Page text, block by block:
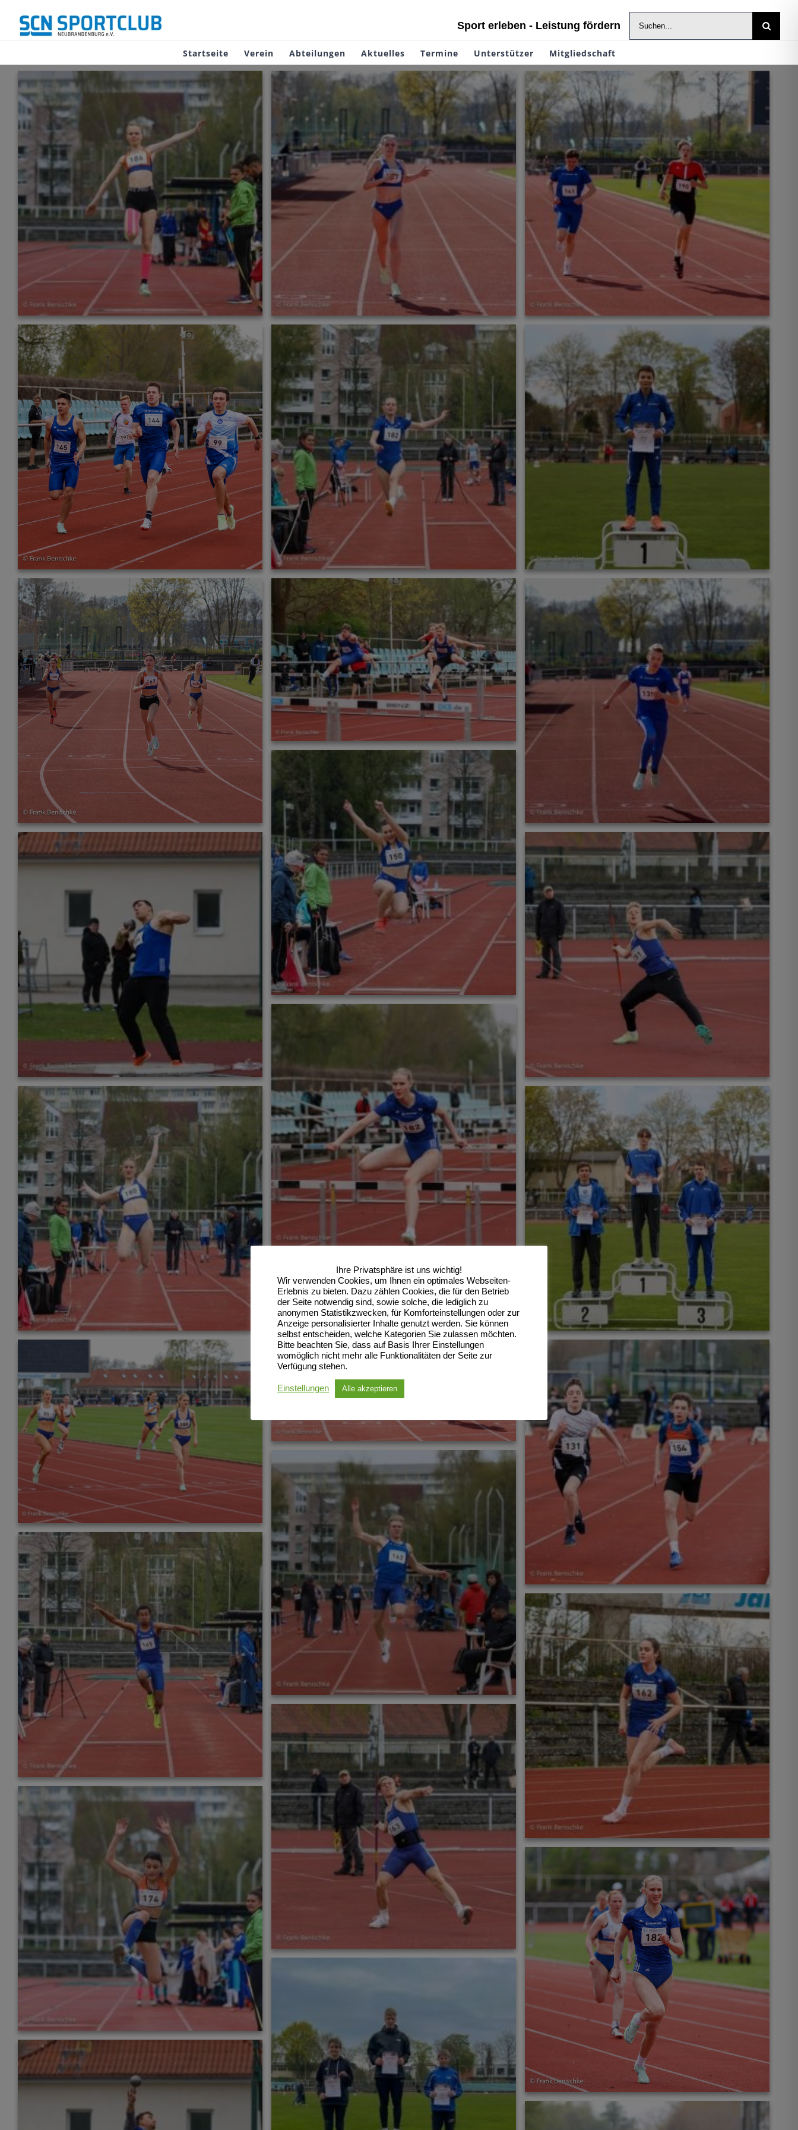
Inhalt
Sport erleben - Leistung fördern
Suche
nach:
Startseite Verein Abteilungen Aktuelles Termine Unterstützer Mitgliedschaft
Ihre Privatsphäre ist uns wichtig!
Wir verwenden Cookies, um Ihnen ein optimales Webseiten-
Erlebnis zu bieten. Dazu zählen Cookies, die für den Betrieb
der Seite notwendig sind, sowie solche, die lediglich zu
anonymen Statistikzwecken, für Komforteinstellungen oder zur
Anzeige personalisierter Inhalte genutzt werden. Sie können
selbst entscheiden, welche Kategorien Sie zulassen möchten.
Bitte beachten Sie, dass auf Basis Ihrer Einstellungen
womöglich nicht mehr alle Funktionalitäten der Seite zur
Verfügung stehen.
Einstellungen Alle akzeptieren